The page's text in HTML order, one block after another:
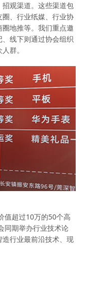
观渠道。这些渠道包
、行业纸媒、行业协
地推等。我们重点邀
线下则通过协会组织
群。
值超过10万的50个高
同期举办行业技术论
行业最前沿技术、现